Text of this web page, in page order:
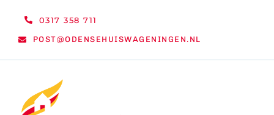
0317 358 711
POST@ODENSEHUISWAGENINGEN.NL